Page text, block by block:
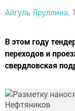
Айгуль Яруллина,
В этом году
переходов и
свердловская